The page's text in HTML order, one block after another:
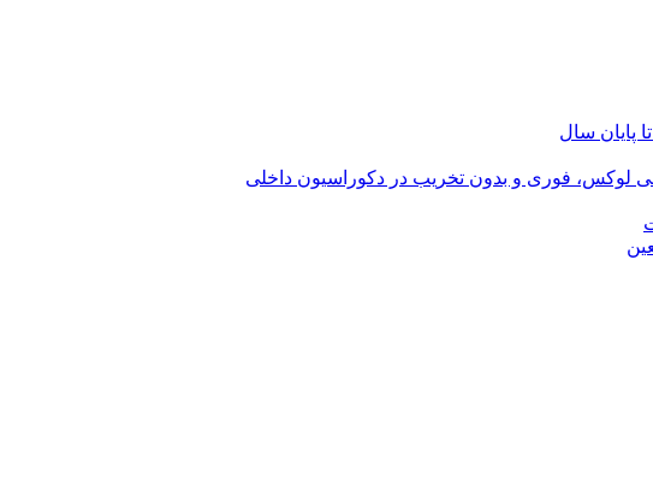
لوکس، فوری و بدون تخریب در دکوراسیون داخلی